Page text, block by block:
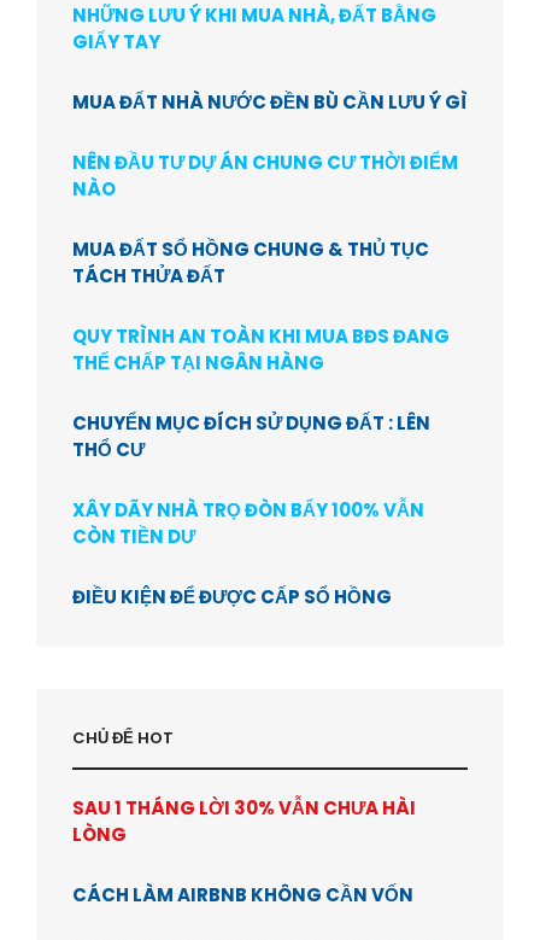
NHỮNG LƯU Ý KHI MUA NHÀ, ĐẤT BẰNG
GIẤY TAY
MUA ĐẤT NHÀ NƯỚC ĐỀN BÙ CẦN LƯU Ý GÌ
NÊN ĐẦU TƯ DỰ ÁN CHUNG CƯ THỜI ĐIỂM
NÀO
MUA ĐẤT SỔ HỒNG CHUNG & THỦ TỤC
TÁCH THỬA ĐẤT
QUY TRÌNH AN TOÀN KHI MUA BĐS ĐANG
THẾ CHẤP TẠI NGÂN HÀNG
CHUYỂN MỤC ĐÍCH SỬ DỤNG ĐẤT : LÊN
THỔ CƯ
XÂY DÃY NHÀ TRỌ ĐÒN BẨY 100% VẪN
CÒN TIỀN DƯ
ĐIỀU KIỆN ĐỂ ĐƯỢC CẤP SỔ HỒNG
CHỦ ĐỂ HOT
SAU 1 THÁNG LỜI 30% VẪN CHƯA HÀI
LÒNG
CÁCH LÀM AIRBNB KHÔNG CẦN VỐN